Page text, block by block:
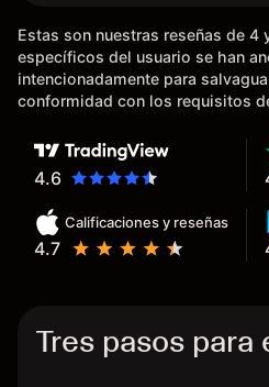
existentes en el
tardan días o tienen
burocracia; y la segunda
hecho de operar en un
determinado, debido a
spread y al volumen
Mientras más activo
dinero te reembolsa.
Estas son nuestras reseñas de 4
específicos del usuario se han
intencionadamente para
conformidad con los requisitos
4.6
Calificaciones y reseñas
4.7
Tres pasos para